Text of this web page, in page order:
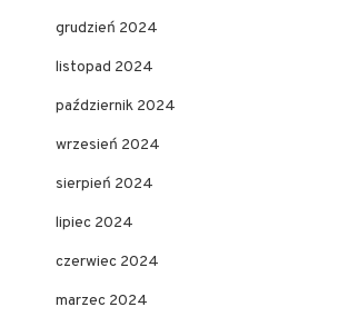
grudzień 2024
listopad 2024
październik 2024
wrzesień 2024
sierpień 2024
lipiec 2024
czerwiec 2024
marzec 2024